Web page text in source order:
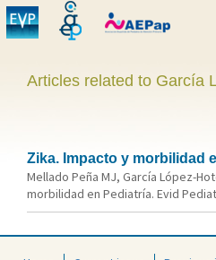
Articles related to García
Zika. Impacto y morbilidad
Mellado Peña MJ, García López-
morbilidad en Pediatría. Evid